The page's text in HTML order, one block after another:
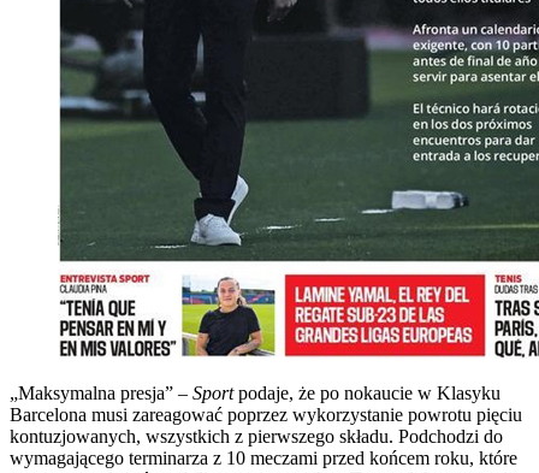
„Maksymalna presja” – Sportpodaje, że po nokaucie w Klasyku
Barcelona musi zareagować poprzez wykorzystanie powrotu pięciu
kontuzjowanych, wszystkich z pierwszego składu. Podchodzi do
wymagającego terminarza z 10 meczami przed końcem roku, które